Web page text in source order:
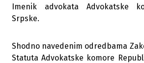
Imenik advokata Advokatske
Srpske.
Shodno navedenim odredbama
Statuta Advokatske komore